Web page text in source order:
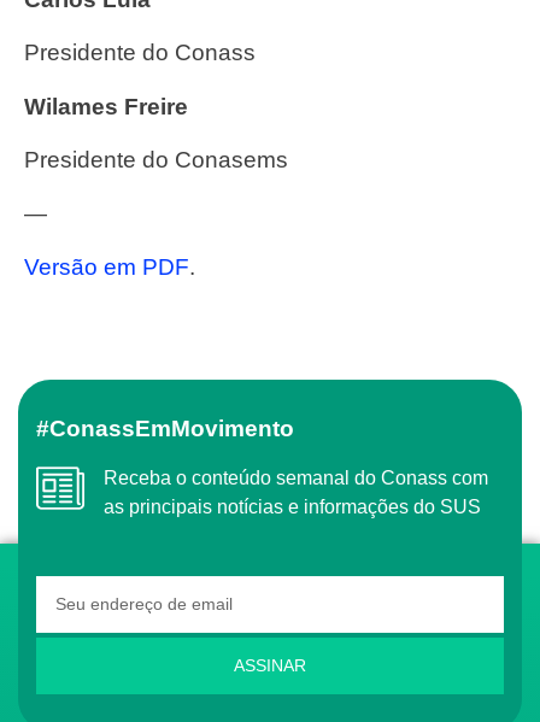
Presidente do Conass
Wilames Freire
Presidente do Conasems
—
Versão em PDF.
#ConassEmMovimento
Receba o conteúdo semanal do Conass com
as principais notícias e informações do SUS
ASSINAR